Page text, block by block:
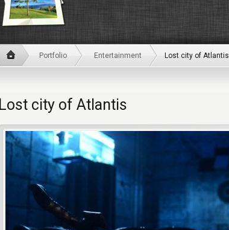
Portfolio Entertainment Lost city of Atlantis
Lost city of Atlantis